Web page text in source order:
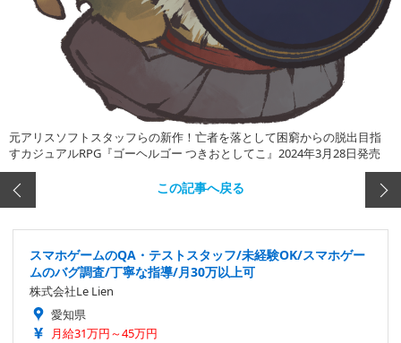
元アリスソフトスタッフらの新作！亡者を落として困窮からの脱出目指
すカジュアルRPG『ゴーヘルゴー つきおとしてこ』2024年3月28日発売
この記事へ戻る
スマホゲームのQA・テストスタッフ/未経験OK/スマホゲー
ムのバグ調査/丁寧な指導/月30万以上可
株式会社Le Lien
愛知県
月給31万円～45万円